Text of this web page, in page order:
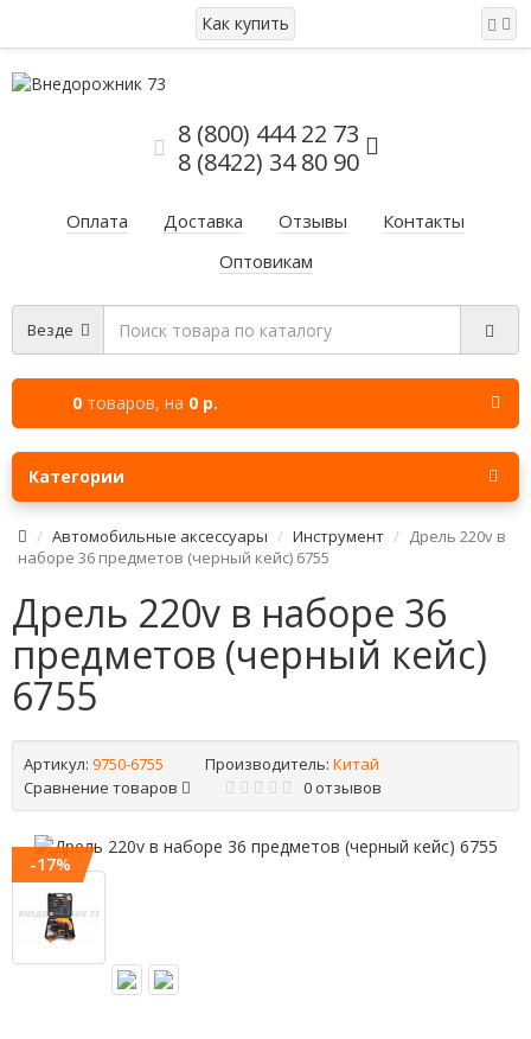
Как купить
8 (800) 444 22 73
8 (8422) 34 80 90
Оплата Доставка Отзывы
Контакты
Оптовикам
Везде
0 товаров, на 0 р.
Категории
Автомобильные аксессуары Инструмент
Дрель 220v в
наборе 36 предметов (черный кейс) 6755
Дрель 220v в наборе 36
предметов (черный кейс)
6755
Артикул: 9750-6755 Производитель: Китай
Сравнение товаров
0 отзывов
-17%